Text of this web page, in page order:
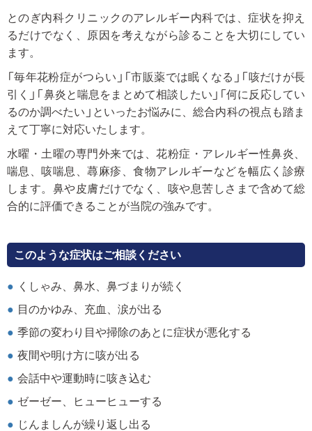
とのぎ内科クリニックのアレルギー内科では、症状を抑え
るだけでなく、原因を考えながら診ることを大切にしてい
ます。
「毎年花粉症がつらい」「市販薬では眠くなる」「咳だけが長
引く」「鼻炎と喘息をまとめて相談したい」「何に反応してい
るのか調べたい」といったお悩みに、総合内科の視点も踏ま
えて丁寧に対応いたします。
水曜・土曜の専門外来では、花粉症・アレルギー性鼻炎、
喘息、咳喘息、蕁麻疹、食物アレルギーなどを幅広く診療
します。鼻や皮膚だけでなく、咳や息苦しさまで含めて総
合的に評価できることが当院の強みです。
このような症状はご相談ください
くしゃみ、鼻水、鼻づまりが続く
目のかゆみ、充血、涙が出る
季節の変わり目や掃除のあとに症状が悪化する
夜間や明け方に咳が出る
会話中や運動時に咳き込む
ゼーゼー、ヒューヒューする
じんましんが繰り返し出る